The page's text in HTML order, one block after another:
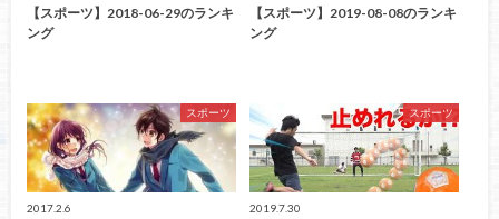
【スポーツ】2018-06-29のランキ
ング
【スポーツ】2019-08-08のランキ
ング
スポーツ
2017.2.6
スポーツ
2019.7.30